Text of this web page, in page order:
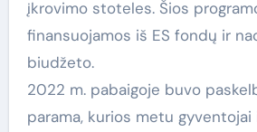
įkrovimo stoteles. Šios
finansuojamos iš ES fondų ir
biudžeto.
2022 m. pabaigoje buvo
parama, kurios metu